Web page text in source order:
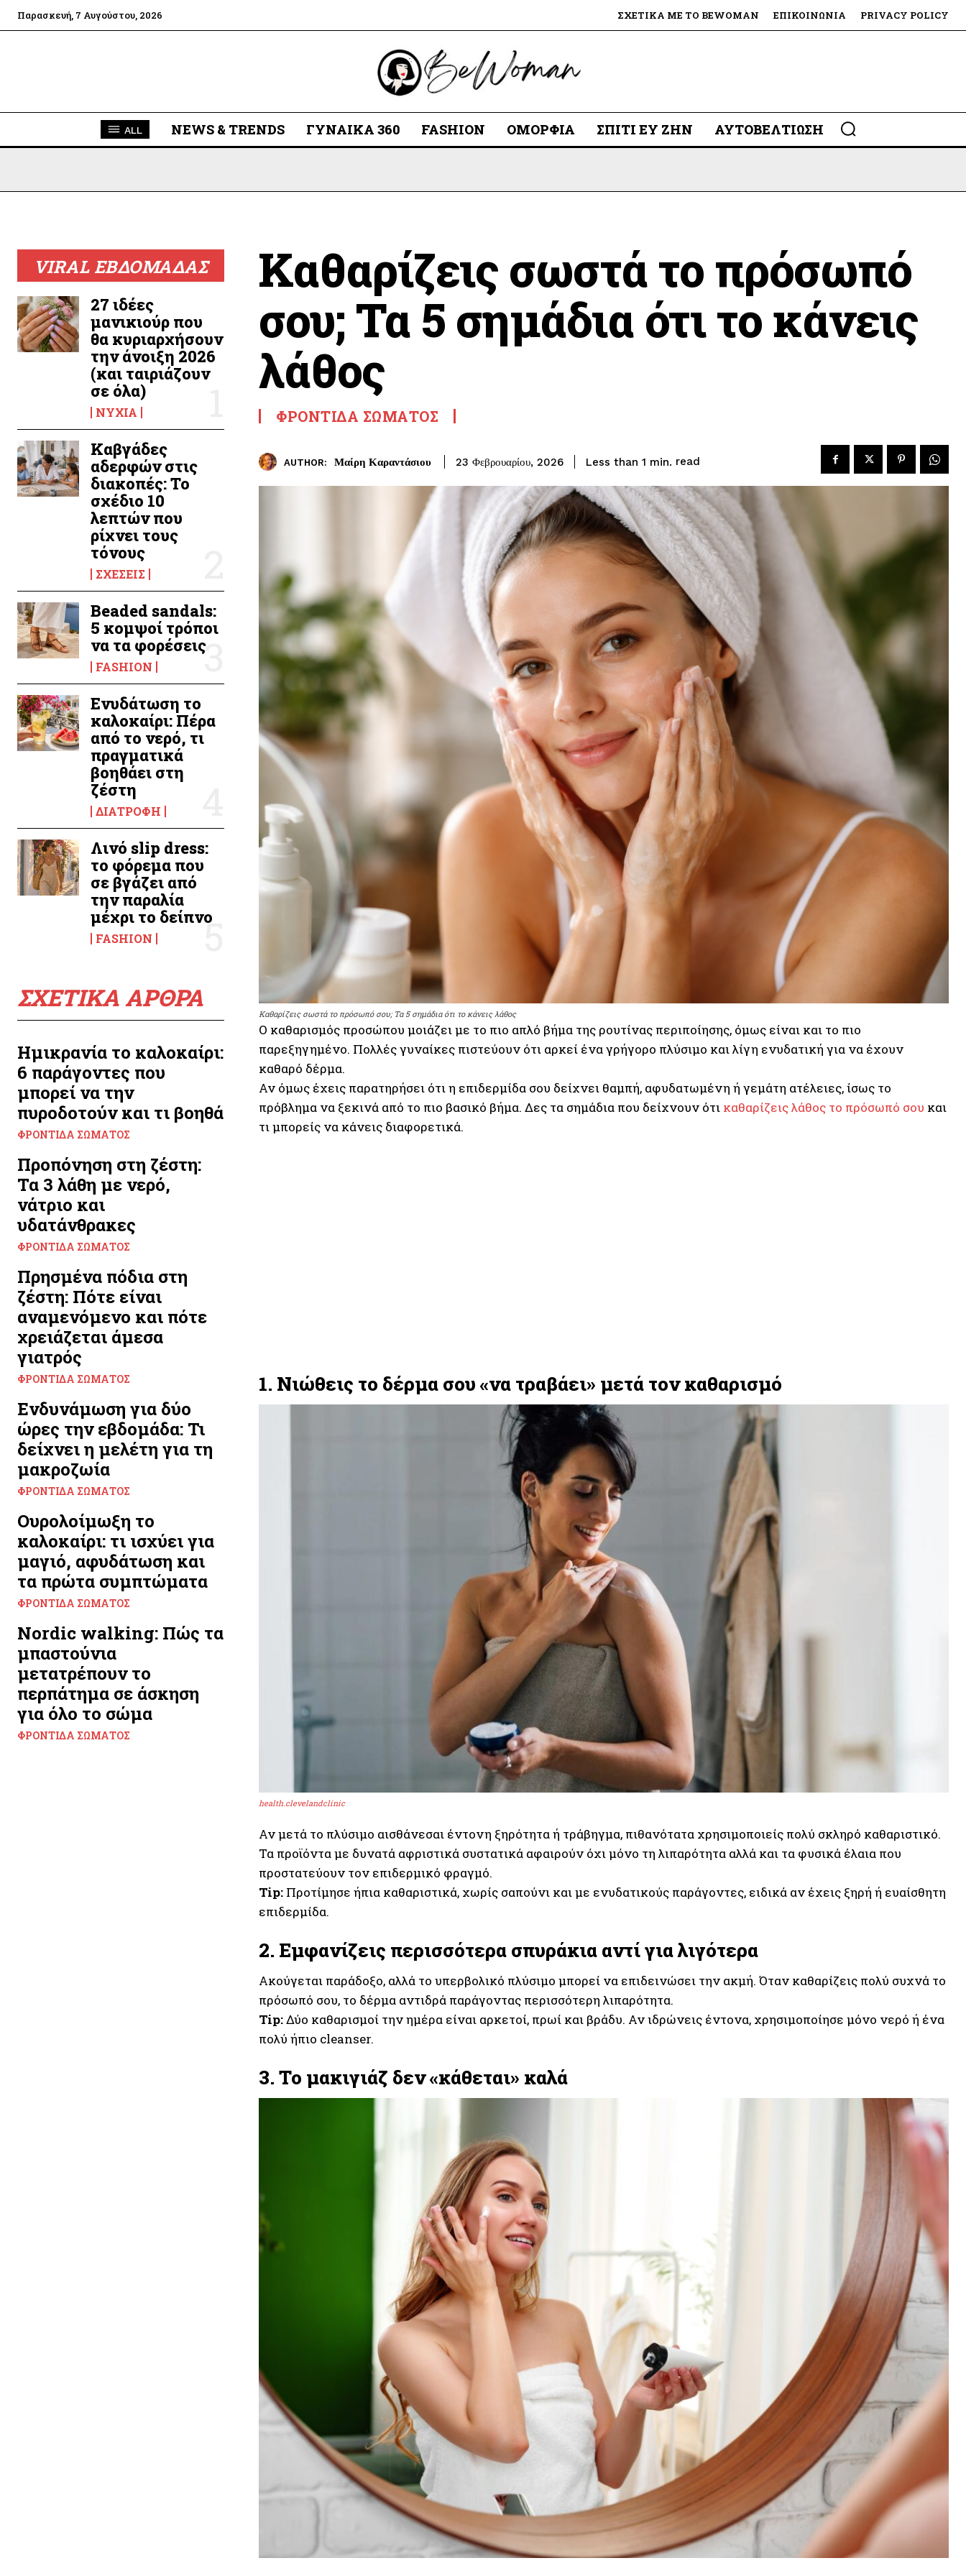
Παρασκευή, 7 Αυγούστου, 2026 ΣΧΕΤΙΚΆ ΜΕ ΤΟ BEWOMAN ΕΠΙΚΟΙΝΩΝΊΑ PRIVACY POLICY
ALL NEWS & TRENDS ΓΥΝΑΊΚΑ 360 FASHION ΟΜΟΡΦΙΆ ΣΠΊΤΙ ΕΥ ΖΗΝ ΑΥΤΟΒΕΛΤΊΩΣΗ
VIRAL ΕΒΔΟΜΑΔΑΣ
27 ιδέες
μανικιούρ που
θα κυριαρχήσουν
την άνοιξη 2026
(και ταιριάζουν
σε όλα)
ΝΎΧΙΑ
Καβγάδες
αδερφών στις
διακοπές: Το
σχέδιο 10
λεπτών που
ρίχνει τους
τόνους
ΣΧΈΣΕΙΣ
Beaded sandals:
5 κομψοί τρόποι
να τα φορέσεις
FASHION
Ενυδάτωση το
καλοκαίρι: Πέρα
από το νερό, τι
πραγματικά
βοηθάει στη
ζέστη
ΔΙΑΤΡΟΦΉ
Λινό slip dress:
το φόρεμα που
σε βγάζει από
την παραλία
μέχρι το δείπνο
FASHION
ΣΧΕΤΙΚΑ ΑΡΘΡΑ
Ημικρανία το καλοκαίρι:
6 παράγοντες που
μπορεί να την
πυροδοτούν και τι βοηθά
ΦΡΟΝΤΊΔΑ ΣΏΜΑΤΟΣ
Προπόνηση στη ζέστη:
Τα 3 λάθη με νερό,
νάτριο και
υδατάνθρακες
ΦΡΟΝΤΊΔΑ ΣΏΜΑΤΟΣ
Πρησμένα πόδια στη
ζέστη: Πότε είναι
αναμενόμενο και πότε
χρειάζεται άμεσα
γιατρός
ΦΡΟΝΤΊΔΑ ΣΏΜΑΤΟΣ
Ενδυνάμωση για δύο
ώρες την εβδομάδα: Τι
δείχνει η μελέτη για τη
μακροζωία
ΦΡΟΝΤΊΔΑ ΣΏΜΑΤΟΣ
Ουρολοίμωξη το
καλοκαίρι: τι ισχύει για
μαγιό, αφυδάτωση και
τα πρώτα συμπτώματα
ΦΡΟΝΤΊΔΑ ΣΏΜΑΤΟΣ
Nordic walking: Πώς τα
μπαστούνια
μετατρέπουν το
περπάτημα σε άσκηση
για όλο το σώμα
ΦΡΟΝΤΊΔΑ ΣΏΜΑΤΟΣ
Καθαρίζεις σωστά το πρόσωπό
σου; Τα 5 σημάδια ότι το κάνεις
λάθος
ΦΡΟΝΤΊΔΑ ΣΏΜΑΤΟΣ
AUTHOR: Μαίρη Καραντάσιου 23 Φεβρουαρίου, 2026 Less than 1 min. read
Καθαρίζεις σωστά το πρόσωπό σου; Τα 5 σημάδια ότι το κάνεις λάθος
Ο καθαρισμός προσώπου μοιάζει με το πιο απλό βήμα της ρουτίνας περιποίησης, όμως είναι και το πιο
παρεξηγημένο. Πολλές γυναίκες πιστεύουν ότι αρκεί ένα γρήγορο πλύσιμο και λίγη ενυδατική για να έχουν
καθαρό δέρμα.
Αν όμως έχεις παρατηρήσει ότι η επιδερμίδα σου δείχνει θαμπή, αφυδατωμένη ή γεμάτη ατέλειες, ίσως το
πρόβλημα να ξεκινά από το πιο βασικό βήμα. Δες τα σημάδια που δείχνουν ότι καθαρίζεις λάθος το πρόσωπό σου και
τι μπορείς να κάνεις διαφορετικά.
1. Νιώθεις το δέρμα σου «να τραβάει» μετά τον καθαρισμό
health.clevelandclinic
Αν μετά το πλύσιμο αισθάνεσαι έντονη ξηρότητα ή τράβηγμα, πιθανότατα χρησιμοποιείς πολύ σκληρό καθαριστικό.
Τα προϊόντα με δυνατά αφριστικά συστατικά αφαιρούν όχι μόνο τη λιπαρότητα αλλά και τα φυσικά έλαια που
προστατεύουν τον επιδερμικό φραγμό.
Tip: Προτίμησε ήπια καθαριστικά, χωρίς σαπούνι και με ενυδατικούς παράγοντες, ειδικά αν έχεις ξηρή ή ευαίσθητη
επιδερμίδα.
2. Εμφανίζεις περισσότερα σπυράκια αντί για λιγότερα
Ακούγεται παράδοξο, αλλά το υπερβολικό πλύσιμο μπορεί να επιδεινώσει την ακμή. Όταν καθαρίζεις πολύ συχνά το
πρόσωπό σου, το δέρμα αντιδρά παράγοντας περισσότερη λιπαρότητα.
Tip:Δύο καθαρισμοί την ημέρα είναι αρκετοί, πρωί και βράδυ. Αν ιδρώνεις έντονα, χρησιμοποίησε μόνο νερό ή ένα
πολύ ήπιο cleanser.
3. Το μακιγιάζ δεν «κάθεται» καλά